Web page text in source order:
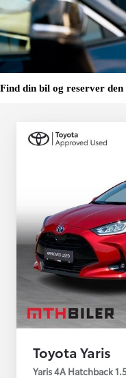
Find din bil og reserver den
Toyota Yaris
Yaris 4A Hatchback